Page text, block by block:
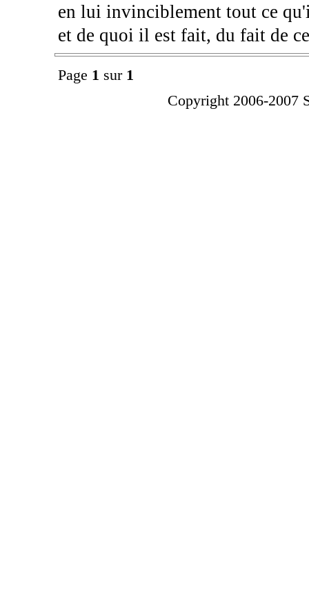
en lui invinciblement tout ce
et de quoi il est fait, du fait de
Page 1 sur 1
Copyright 2006-2007